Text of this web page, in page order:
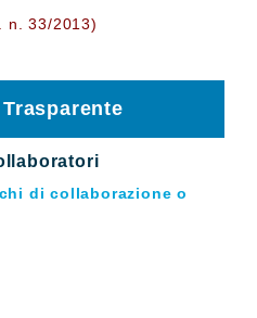
n. 33/2013)
di collaborazione o